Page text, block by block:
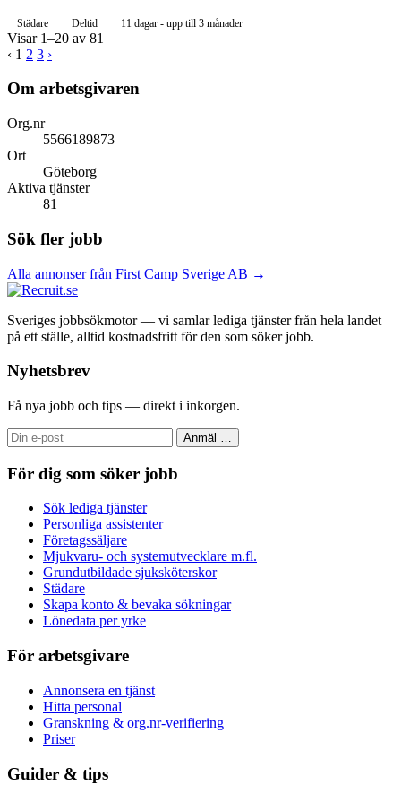
Städare Deltid 11 dagar - upp till 3 månader
Visar 1–20 av 81
‹ 1 2 3 ›
Om arbetsgivaren
Org.nr
5566189873
Ort
Göteborg
Aktiva tjänster
81
Sök fler jobb
Alla annonser från First Camp Sverige AB →
Sveriges jobbsökmotor — vi samlar lediga tjänster från hela landet
på ett ställe, alltid kostnadsfritt för den som söker jobb.
Nyhetsbrev
Få nya jobb och tips — direkt i inkorgen.
Anmäl …
För dig som söker jobb
Sök lediga tjänster
Personliga assistenter
Företagssäljare
Mjukvaru- och systemutvecklare m.fl.
Grundutbildade sjuksköterskor
Städare
Skapa konto & bevaka sökningar
Lönedata per yrke
För arbetsgivare
Annonsera en tjänst
Hitta personal
Granskning & org.nr-verifiering
Priser
Guider & tips